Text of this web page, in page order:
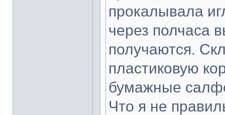
прокалывала
через полчаса
получаются.
пластиковую
бумажные
Что я не